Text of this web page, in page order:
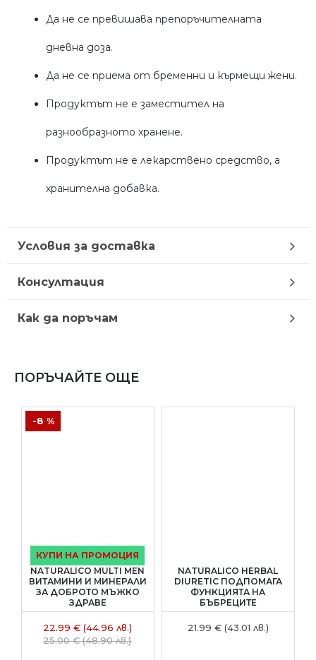
Да не се превишава препоръчителната
дневна доза.
Да не се приема от бременни и кърмещи жени.
Продуктът не е заместител на
разнообразното хранене.
Продуктът не е лекарствено средство, а
хранителна добавка.
Условия за доставка
Консултация
Как да поръчам
ПОРЪЧАЙТЕ ОЩЕ
КУПИ НА ПРОМОЦИЯ
-8 %
NATURALICO MULTI MEN
ВИТАМИНИ И МИНЕРАЛИ
ЗА ДОБРОТО МЪЖКО
ЗДРАВЕ
22.99 € (44.96 лв.)
25.00 € (48.90 лв.)
NATURALICO HERBAL
DIURETIC ПОДПОМАГА
ФУНКЦИЯТА НА
БЪБРЕЦИТЕ
21.99 € (43.01 лв.)